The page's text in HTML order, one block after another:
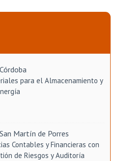
para el Almacenamiento y
Martín de Porres
Contables y Financieras con
de Riesgos y Auditoría